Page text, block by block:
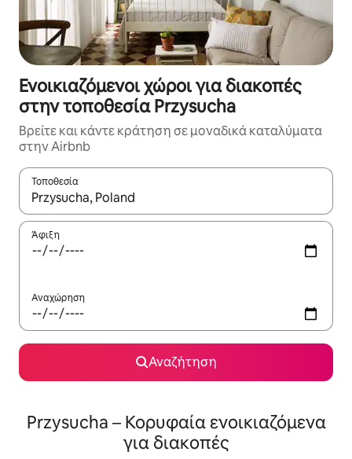
Ενοικιαζόμενοι χώροι για διακοπές
στην τοποθεσία Przysucha
Βρείτε και κάντε κράτηση σε μοναδικά καταλύματα
στην Airbnb
Τοποθεσία
Όταν τα αποτελέσματα είναι διαθέσιμα, μπορείτε να
Άφιξη
Αναχώρηση
Αναζήτηση
Przysucha – Κορυφαία ενοικιαζόμενα
για διακοπές